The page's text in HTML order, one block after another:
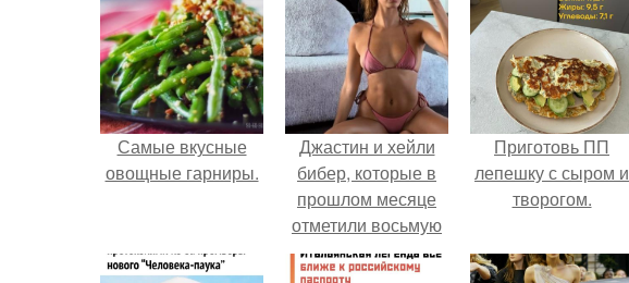
Самые вкусные
овощные гарниры.
Джастин и хейли
бибер, которые в
прошлом месяце
отметили восьмую
годовщину
помолвки, показали
Приготовь ПП
лепешку с сыром и
творогом.